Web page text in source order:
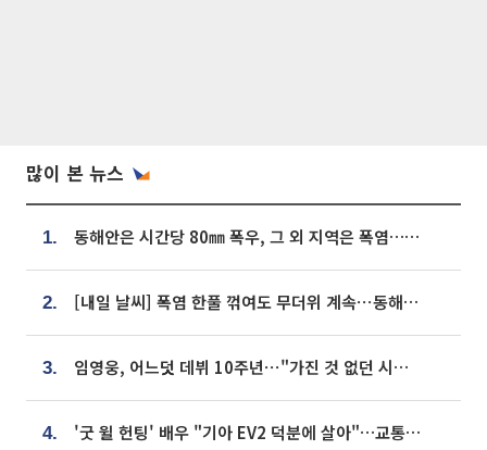
많이 본 뉴스
1. 동해안은 시간당 80㎜ 폭우, 그 외 지역은 폭염…‘극과 극 날씨’
2. [내일 날씨] 폭염 한풀 꺾여도 무더위 계속⋯동해안 이틀 연속 비
3. 임영웅, 어느덧 데뷔 10주년⋯"가진 것 없던 시절, 내 앞엔 20명의 팬뿐"
4. '굿 윌 헌팅' 배우 "기아 EV2 덕분에 살아"…교통사고 후 안전성 극찬